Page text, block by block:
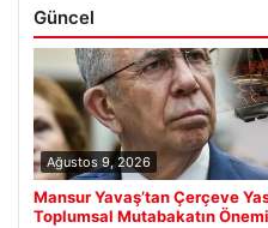
Güncel
Ağustos 9, 2026
Mansur Yavaş’tan Çerçeve
Toplumsal Mutabakatın Önemi